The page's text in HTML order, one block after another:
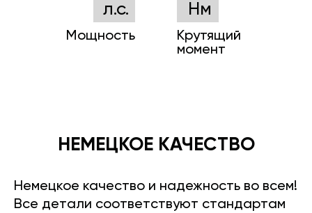
л.с.
Мощность
Нм
Крутящий
момент
НЕМЕЦКОЕ КАЧЕСТВО
Немецкое качество и надежность во всем!
Все детали соответствуют стандартам